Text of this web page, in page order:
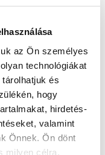
az Ön személyes
technológiákat
és
hogy
hirdetés-
valamint
Önnek. Ön dönt
milyen célra.
ingatlan Marcali
ingatlan Kaposfő
ingatlan
ingatlan Böhönye
ingatlan Kardos